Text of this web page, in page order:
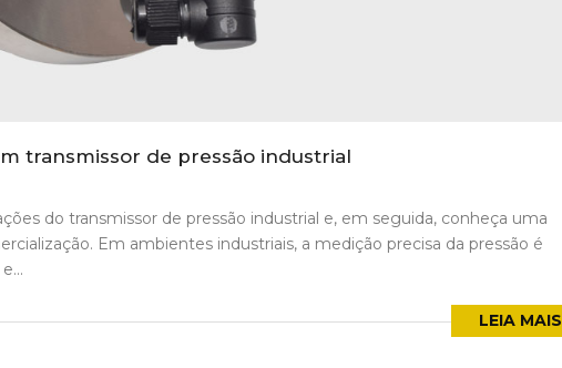
transmissor de pressão industrial
do transmissor de pressão industrial e, em seguida, conheça uma
Em ambientes industriais, a medição precisa da pressão é
LEIA MAIS